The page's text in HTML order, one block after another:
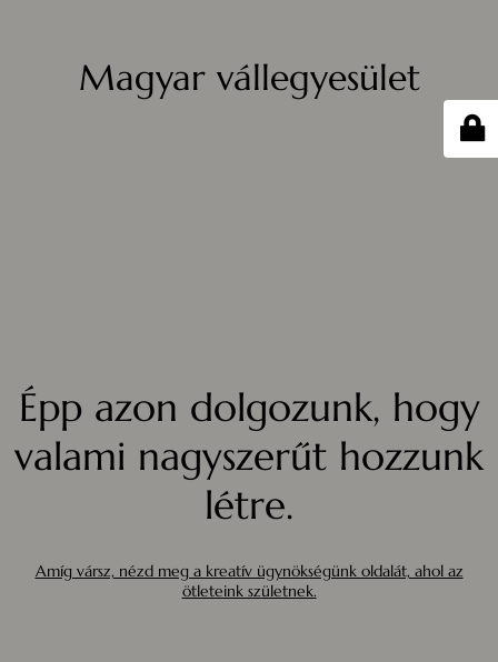
Magyar vállegyesület
Épp azon dolgozunk, hogy
valami nagyszerűt hozzunk
létre.
Amíg vársz, nézd meg a kreatív ügynökségünk oldalát, ahol az
ötleteink születnek.